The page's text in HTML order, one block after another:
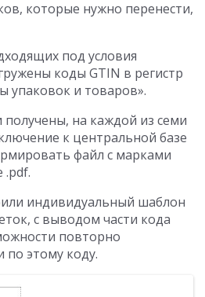
которые нужно перенести,
под условия
коды GTIN в регистр
упаковок и товаров».
получены, на каждой из семи
к центральной базе
файл с марками
.pdf.
индивидуальный шаблон
с выводом части кода
повторно
по этому коду.